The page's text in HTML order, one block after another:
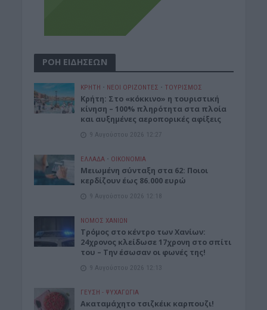
ΡΟΗ ΕΙΔΗΣΕΩΝ
ΚΡΗΤΗ • ΝΕΟΙ ΟΡΙΖΟΝΤΕΣ • ΤΟΥΡΙΣΜΟΣ
Κρήτη: Στο «κόκκινο» η τουριστική
κίνηση – 100% πληρότητα στα πλοία
και αυξημένες αεροπορικές αφίξεις
9 Αυγούστου 2026 12:27
ΕΛΛΑΔΑ • ΟΙΚΟΝΟΜΙΑ
Μειωμένη σύνταξη στα 62: Ποιοι
κερδίζουν έως 86.000 ευρώ
9 Αυγούστου 2026 12:18
ΝΟΜΌΣ ΧΑΝΊΩΝ
Τρόμος στο κέντρο των Χανίων:
24χρονος κλείδωσε 17χρονη στο σπίτι
του – Την έσωσαν οι φωνές της!
9 Αυγούστου 2026 12:13
ΓΕΎΣΗ - ΨΥΧΑΓΩΓΊΑ
Ακαταμάχητο τσιζκέικ καρπουζι!